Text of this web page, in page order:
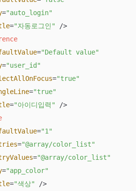
="auto_login"
="자동로그인"
/>
="Default value"
="user_id"
="true"
="true"
="아이디입력"
/>
="1"
="@array/color_list"
="@array/color_list"
="app_color"
="색상"
/>